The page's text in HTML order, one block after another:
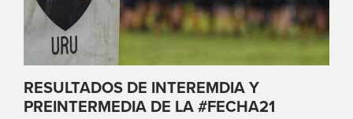
RESULTADOS DE INTEREMDIA Y
PREINTERMEDIA DE LA #FECHA21